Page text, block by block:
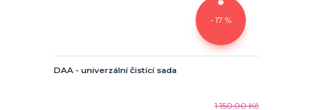
- 17 %
DAA - univerzální čistící sada
1 150,00 Kč